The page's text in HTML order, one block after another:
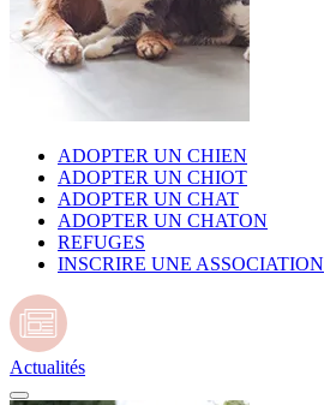
ADOPTER UN CHIEN
ADOPTER UN CHIOT
ADOPTER UN CHAT
ADOPTER UN CHATON
REFUGES
INSCRIRE UNE ASSOCIATION
Actualités